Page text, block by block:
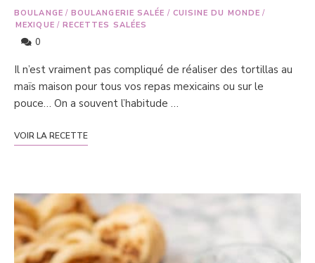
BOULANGE / BOULANGERIE SALÉE / CUISINE DU MONDE /
MEXIQUE / RECETTES SALÉES
0
Il n’est vraiment pas compliqué de réaliser des tortillas au
maïs maison pour tous vos repas mexicains ou sur le
pouce… On a souvent l’habitude …
VOIR LA RECETTE